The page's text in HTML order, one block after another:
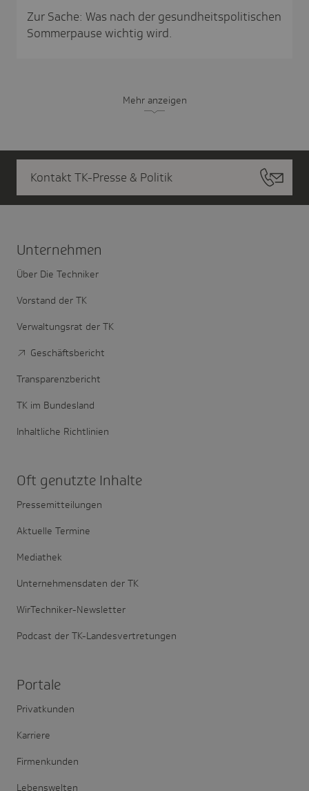
Zur Sache: Was nach der gesundheitspolitischen
Sommerpause wichtig wird.
Mehr anzeigen
Kontakt TK-Presse & Politik
Unter­nehmen
Über Die Techniker
Vorstand der TK
Verwaltungsrat der TK
Geschäftsbericht
Transparenzbericht
TK im Bundesland
Inhaltliche Richtlinien
Oft genutzte Inhalte
Pressemitteilungen
Aktuelle Termine
Mediathek
Unternehmensdaten der TK
WirTechniker-Newsletter
Podcast der TK-Landesvertretungen
Portale
Privatkunden
Karriere
Firmenkunden
Lebenswelten